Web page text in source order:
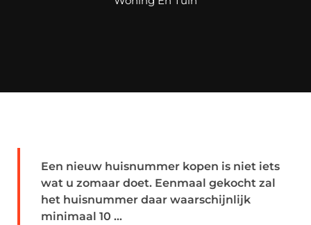
Een nieuw huisnummer kopen is niet iets
wat u zomaar doet. Eenmaal gekocht zal
het huisnummer daar waarschijnlijk
minimaal 10 ...